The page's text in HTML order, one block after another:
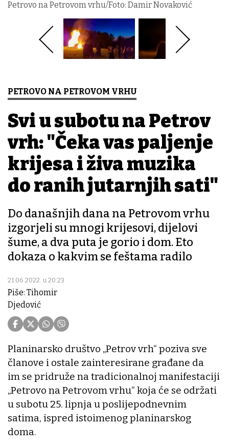
Petrovo na Petrovom vrhu/Foto: Damir Novaković
PETROVO NA PETROVOM VRHU
Svi u subotu na Petrov
vrh: "Čeka vas paljenje
krijesa i živa muzika
do ranih jutarnjih sati"
Do današnjih dana na Petrovom vrhu
izgorjeli su mnogi krijesovi, dijelovi
šume, a dva puta je gorio i dom. Eto
dokaza o kakvim se feštama radilo
21.06.2022. u 20:23
Piše: Tihomir
Djedović
Planinarsko društvo „Petrov vrh“ poziva sve
članove i ostale zainteresirane građane da
im se pridruže na tradicionalnoj manifestaciji
„Petrovo na Petrovom vrhu“ koja će se održati
u subotu 25. lipnja u poslijepodnevnim
satima, ispred istoimenog planinarskog
doma.